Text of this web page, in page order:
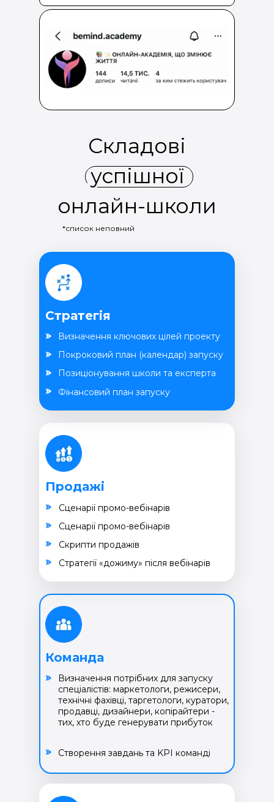
*список неповний
Складові
успішної
онлайн-школи
Команда
Визначення потрібних для запуску
спеціалістів: маркетологи, режисери,
технічні фахівці, таргетологи, куратори,
продавці, дизайнери, копірайтери -
тих, хто буде генерувати прибуток
Створення завдань та KPI команді
Стратегія
Визначення ключових цілей проекту
Позиціонування школи та експерта
Покроковий план (календар) запуску
Фінансовий план запуску
Продажі
Cценарії промо-вебінарів
Cкрипти продажів
Cценарії промо-вебінарів
Cтратегії «дожиму» після вебінарів